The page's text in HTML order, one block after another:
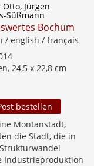
Jürgen
Süßmann
Bochum
/ english / français
24,5 x 22,8 cm
bestellen
Montanstadt,
die Stadt, die in
Industrieproduktion